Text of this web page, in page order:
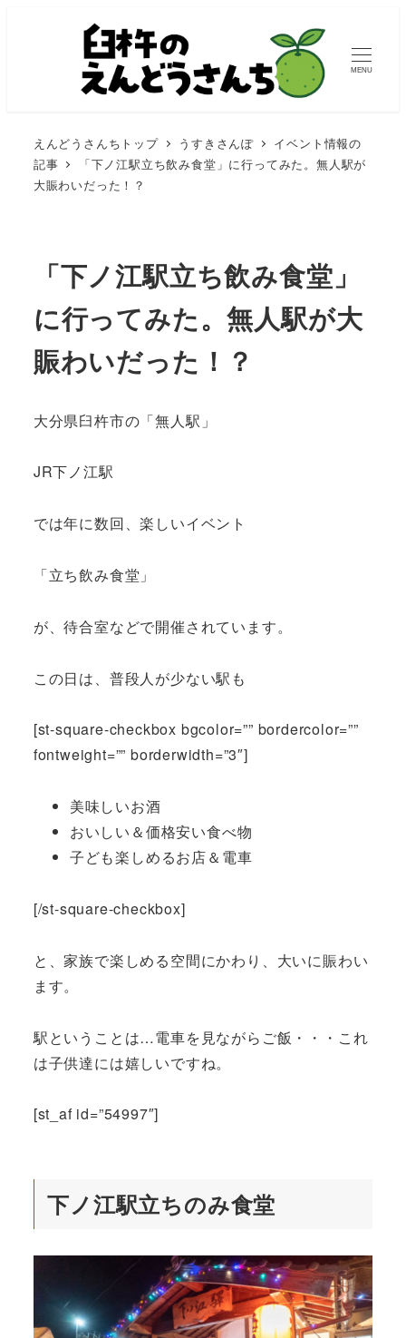
MENU
えんどうさんちトップ うすきさんぽ
イベント情報の
記事
「下ノ江駅立ち飲み食堂」に行ってみた。無人駅が
大賑わいだった！？
「下ノ江駅立ち飲み食堂」
に行ってみた。無人駅が大
賑わいだった！？
大分県臼杵市の「無人駅」
JR下ノ江駅
では年に数回、楽しいイベント
「立ち飲み食堂」
が、待合室などで開催されています。
この日は、普段人が少ない駅も
[st-square-checkbox bgcolor=”” bordercolor=””
fontweight=”” borderwidth=”3″]
美味しいお酒
おいしい＆価格安い食べ物
子ども楽しめるお店＆電車
[/st-square-checkbox]
と、家族で楽しめる空間にかわり、大いに賑わい
ます。
駅ということは…電車を見ながらご飯・・・これ
は子供達には嬉しいですね。
[st_af id=”54997″]
下ノ江駅立ちのみ食堂